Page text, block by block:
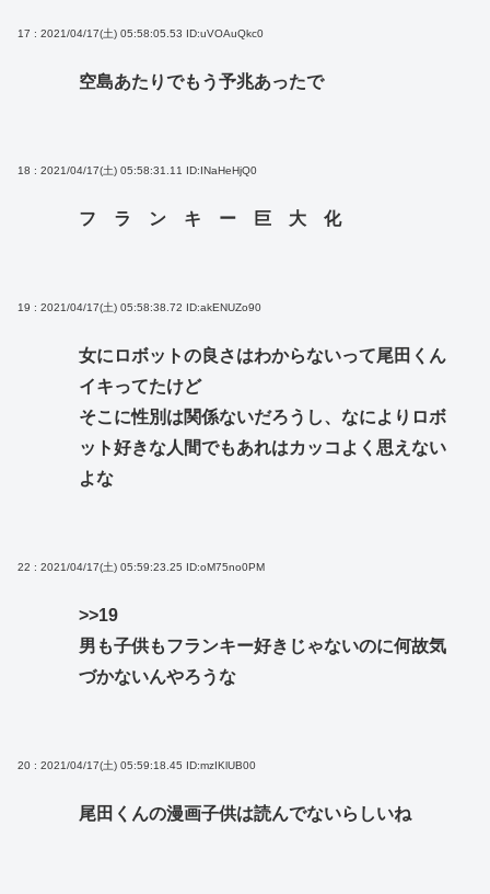
17 : 2021/04/17(土) 05:58:05.53 ID:uVOAuQkc0
空島あたりでもう予兆あったで
18 : 2021/04/17(土) 05:58:31.11 ID:INaHeHjQ0
フ ラ ン キ ー 巨 大 化
19 : 2021/04/17(土) 05:58:38.72 ID:akENUZo90
女にロボットの良さはわからないって尾田くん
イキってたけど
そこに性別は関係ないだろうし、なによりロボ
ット好きな人間でもあれはカッコよく思えない
よな
22 : 2021/04/17(土) 05:59:23.25 ID:oM75no0PM
>>19
男も子供もフランキー好きじゃないのに何故気
づかないんやろうな
20 : 2021/04/17(土) 05:59:18.45 ID:mzIKlUB00
尾田くんの漫画子供は読んでないらしいね